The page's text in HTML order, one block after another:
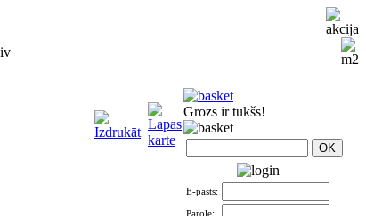
Grozs ir tukšs!
E-pasts:
Parole: